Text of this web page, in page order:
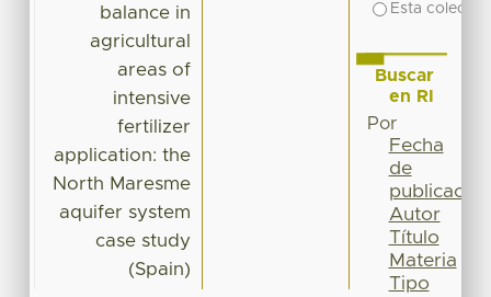
balance in
agricultural
areas of
intensive
fertilizer
application: the
North Maresme
aquifer system
case study
(Spain)
Esta
Buscar
en RI
Por
Fecha
de
publicación
Autor
Título
Materia
Tipo